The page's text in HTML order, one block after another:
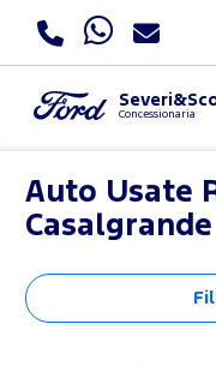
Concessionaria
Auto Usate
Casalgrande